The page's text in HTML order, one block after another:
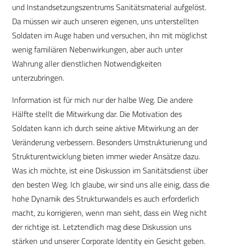
und Instandsetzungszentrums Sanitätsmaterial aufgelöst.
Da müssen wir auch unseren eigenen, uns unterstellten
Soldaten im Auge haben und versuchen, ihn mit möglichst
wenig familiären Nebenwirkungen, aber auch unter
Wahrung aller dienstlichen Notwendigkeiten
unterzubringen.
Information ist für mich nur der halbe Weg. Die andere
Hälfte stellt die Mitwirkung dar. Die Motivation des
Soldaten kann ich durch seine aktive Mitwirkung an der
Veränderung verbessern. Besonders Umstrukturierung und
Strukturentwicklung bieten immer wieder Ansätze dazu.
Was ich möchte, ist eine Diskussion im Sanitätsdienst über
den besten Weg. Ich glaube, wir sind uns alle einig, dass die
hohe Dynamik des Strukturwandels es auch erforderlich
macht, zu korrigieren, wenn man sieht, dass ein Weg nicht
der richtige ist. Letztendlich mag diese Diskussion uns
stärken und unserer Corporate Identity ein Gesicht geben.